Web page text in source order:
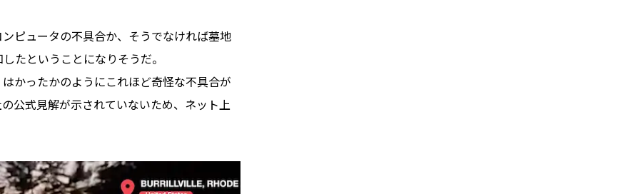
ピュータの不具合か、そうでなければ墓地
たということになりそうだ。
かったかのようにこれほど奇怪な不具合が
公式見解が示されていないため、ネット上